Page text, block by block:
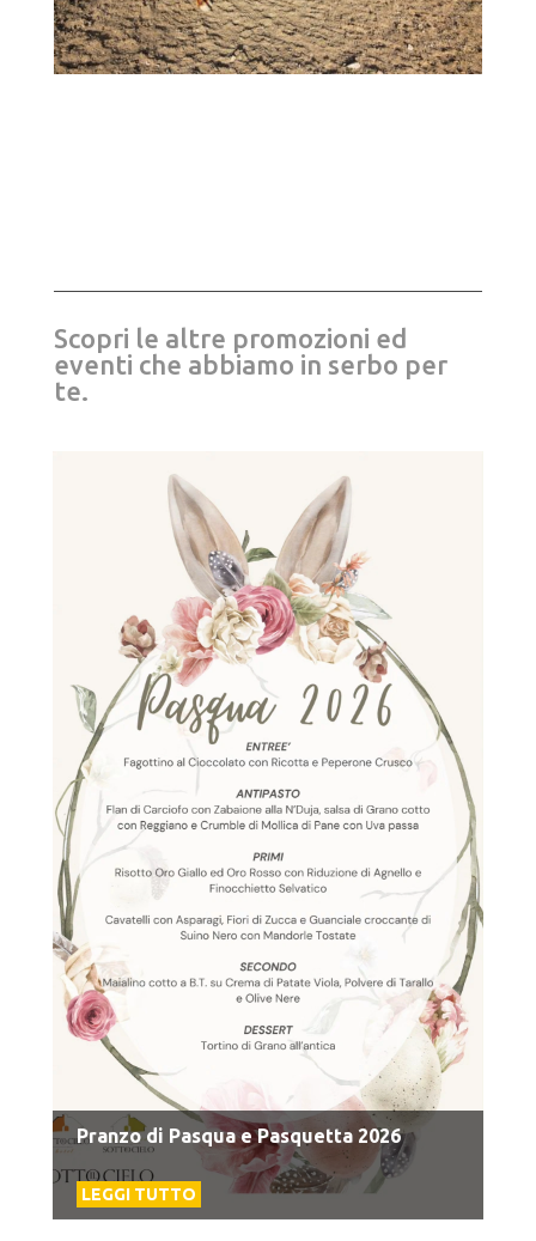
Scopri le altre promozioni ed
eventi che abbiamo in serbo per
te.
Pranzo di Pasqua e Pasquetta 2026
LEGGI TUTTO